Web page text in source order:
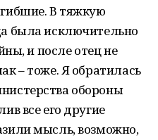
В тяжкую
была исключительно
и после отец не
– тоже. Я обратилась
обороны
все его другие
мысль, возможно,